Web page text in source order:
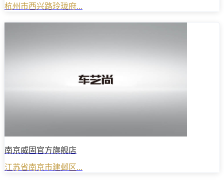
杭州市西兴路玲珑府...
南京威固官方旗舰店
江苏省南京市建邺区...